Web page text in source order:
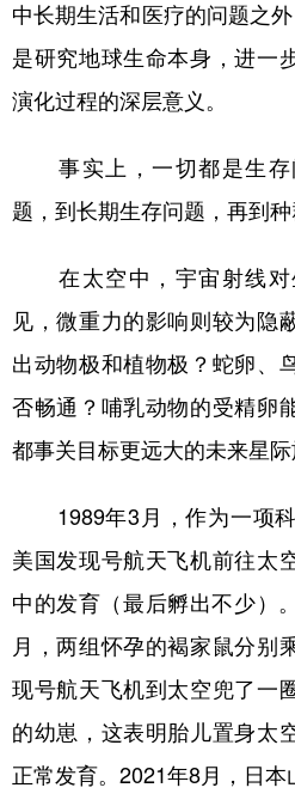
中长期生活和医疗的问题之
是研究地球生命本身，进一
演化过程的深层意义。
事实上，一切都是生存
题，到长期生存问题，再到种
在太空中，宇宙射线对
见，微重力的影响则较为隐
出动物极和植物极？蛇卵、
否畅通？哺乳动物的受精卵
都事关目标更远大的未来星际
1989年3月，作为一项科
美国发现号航天飞机前往太
中的发育（最后孵出不少）
月，两组怀孕的褐家鼠分别
现号航天飞机到太空兜了一
的幼崽，这表明胎儿置身太
正常发育。2021年8月，日